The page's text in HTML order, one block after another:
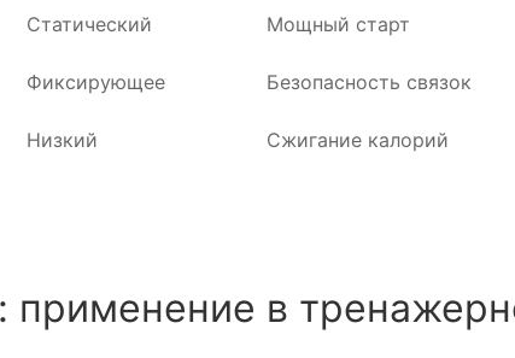
Статический Мощный старт
Фиксирующее Безопасность связок
Низкий Сжигание калорий
применение в